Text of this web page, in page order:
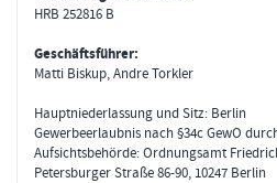
HRB 252816 B
Geschäftsführer:
Matti Biskup, Andre Torkler
Hauptniederlassung und Sitz: Berlin
Gewerbeerlaubnis nach §34c GewO
Aufsichtsbehörde: Ordnungsamt
Petersburger Straße 86-90, 10247 Berlin